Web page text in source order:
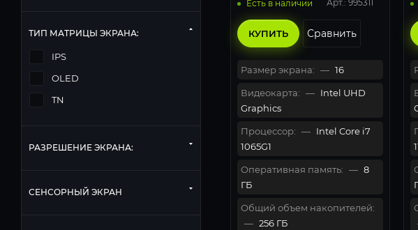
Есть в наличии Арт.: 995311
КУПИТЬ Сравнить
Размер экрана: — 16
Видеокарта: — Intel UHD
Graphics
Процессор: — Intel Core i7
1065G1
Оперативная память: — 8
ГБ
Общий объем накопителей:
— 256 ГБ
ТИП МАТРИЦЫ ЭКРАНА:
IPS
OLED
TN
РАЗРЕШЕНИЕ ЭКРАНА:
СЕНСОРНЫЙ ЭКРАН